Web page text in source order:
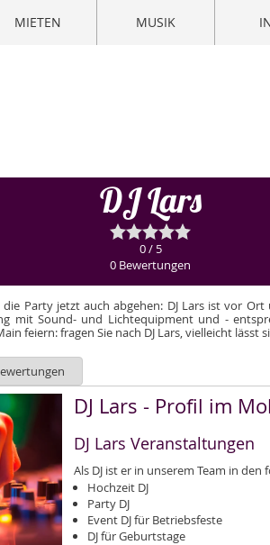
MIETEN MUSIK
DJ Lars
0 / 5
0 Bewertungen
Party jetzt auch abgehen: DJ Lars ist vor
mit Sound- und Lichtequipment und -
feiern: fragen Sie nach DJ Lars, vielleicht lässt
DJ Lars - Profil im
DJ Lars Veranstaltungen
Als DJ ist er in unserem Team in
Hochzeit DJ
Party DJ
Event DJ für Betriebsfeste
DJ für Geburtstage